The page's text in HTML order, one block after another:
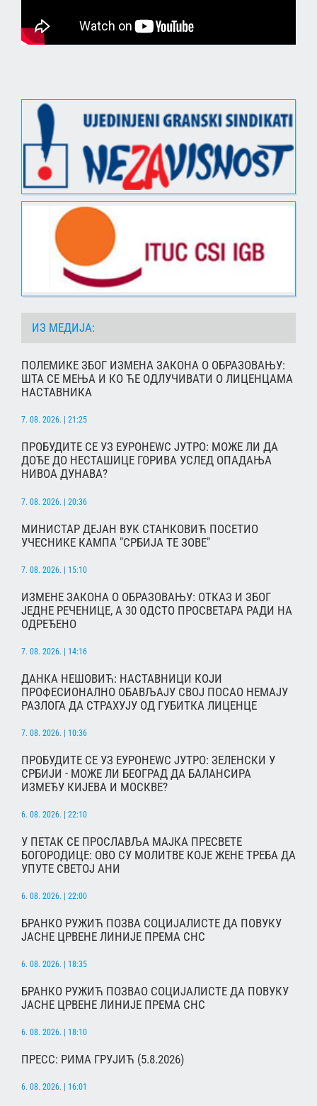
ИЗ МЕДИЈА:
ПОЛЕМИКЕ ЗБОГ ИЗМЕНА ЗАКОНА О ОБРАЗОВАЊУ:
ШТА СЕ МЕЊА И КО ЋЕ ОДЛУЧИВАТИ О ЛИЦЕНЦАМА
НАСТАВНИКА
7. 08. 2026. | 21:25
ПРОБУДИТЕ СЕ УЗ ЕУРОНЕWС ЈУТРО: МОЖЕ ЛИ ДА
ДОЂЕ ДО НЕСТАШИЦЕ ГОРИВА УСЛЕД ОПАДАЊА
НИВОА ДУНАВА?
7. 08. 2026. | 20:36
МИНИСТАР ДЕЈАН ВУК СТАНКОВИЋ ПОСЕТИО
УЧЕСНИКЕ КАМПА "СРБИЈА ТЕ ЗОВЕ"
7. 08. 2026. | 15:10
ИЗМЕНЕ ЗАКОНА О ОБРАЗОВАЊУ: ОТКАЗ И ЗБОГ
ЈЕДНЕ РЕЧЕНИЦЕ, А 30 ОДСТО ПРОСВЕТАРА РАДИ НА
ОДРЕЂЕНО
7. 08. 2026. | 14:16
ДАНКА НЕШОВИЋ: НАСТАВНИЦИ КОЈИ
ПРОФЕСИОНАЛНО ОБАВЉАЈУ СВОЈ ПОСАО НЕМАЈУ
РАЗЛОГА ДА СТРАХУЈУ ОД ГУБИТКА ЛИЦЕНЦЕ
7. 08. 2026. | 10:36
ПРОБУДИТЕ СЕ УЗ ЕУРОНЕWС ЈУТРО: ЗЕЛЕНСКИ У
СРБИЈИ - МОЖЕ ЛИ БЕОГРАД ДА БАЛАНСИРА
ИЗМЕЂУ КИЈЕВА И МОСКВЕ?
6. 08. 2026. | 22:10
У ПЕТАК СЕ ПРОСЛАВЉА МАЈКА ПРЕСВЕТЕ
БОГОРОДИЦЕ: ОВО СУ МОЛИТВЕ КОЈЕ ЖЕНЕ ТРЕБА ДА
УПУТЕ СВЕТОЈ АНИ
6. 08. 2026. | 22:00
БРАНКО РУЖИЋ ПОЗВА СОЦИЈАЛИСТЕ ДА ПОВУКУ
ЈАСНЕ ЦРВЕНЕ ЛИНИЈЕ ПРЕМА СНС
6. 08. 2026. | 18:35
БРАНКО РУЖИЋ ПОЗВАО СОЦИЈАЛИСТЕ ДА ПОВУКУ
ЈАСНЕ ЦРВЕНЕ ЛИНИЈЕ ПРЕМА СНС
6. 08. 2026. | 18:10
ПРЕСС: РИМА ГРУЈИЋ (5.8.2026)
6. 08. 2026. | 16:01